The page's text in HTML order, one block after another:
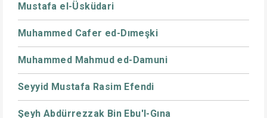
Mustafa el-Üsküdari
Muhammed Cafer ed-Dımeşki
Muhammed Mahmud ed-Damuni
Seyyid Mustafa Rasim Efendi
Şeyh Abdürrezzak Bin Ebu'l-Gına